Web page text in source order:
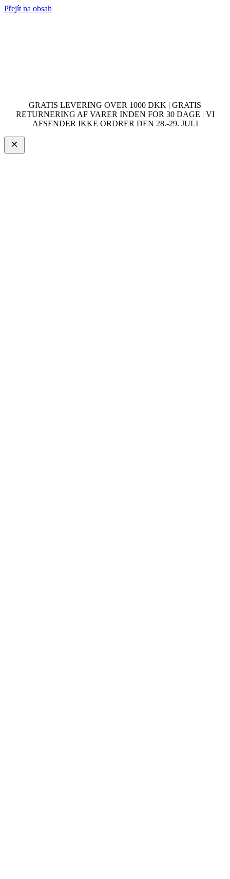
Přejít na obsah
GRATIS LEVERING OVER 1000 DKK | GRATIS
RETURNERING AF VARER INDEN FOR 30 DAGE | VI
AFSENDER IKKE ORDRER DEN 28.-29. JULI